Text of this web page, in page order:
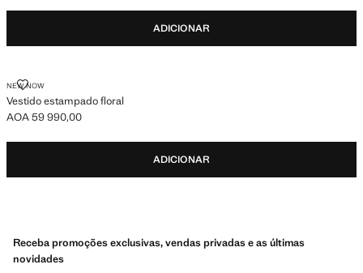
ADICIONAR
NEW NOW
Vestido estampado floral
VESTIDO ESTAMPADO FLORAL
Preço atual [AOA 59 990,00 ]
AOA 59 990,00
ADICIONAR
Receba promoções exclusivas, vendas privadas e as últimas
novidades